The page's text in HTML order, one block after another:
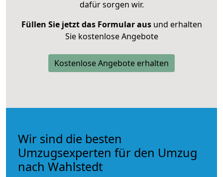
dafür sorgen wir.
Füllen Sie jetzt das Formular ausund erhalten
Sie kostenlose Angebote
Kostenlose Angebote erhalten
Wir sind die besten
Umzugsexperten für den Umzug
nach Wahlstedt